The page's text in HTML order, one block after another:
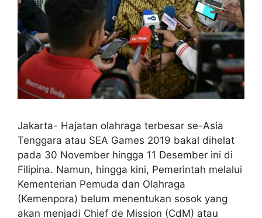
Jakarta- Hajatan olahraga terbesar se-Asia
Tenggara atau SEA Games 2019 bakal dihelat
pada 30 November hingga 11 Desember ini di
Filipina. Namun, hingga kini, Pemerintah melalui
Kementerian Pemuda dan Olahraga
(Kemenpora) belum menentukan sosok yang
akan menjadi Chief de Mission (CdM) atau